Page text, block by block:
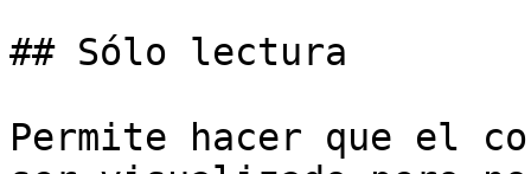
## Sólo lectura
Permite hacer que el